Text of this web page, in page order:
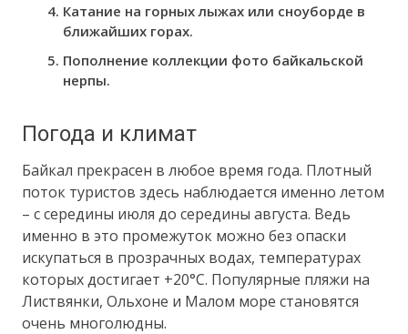
Катание на горных лыжах или сноуборде в
ближайших горах.
Пополнение коллекции фото байкальской
нерпы.
Погода и климат
Байкал прекрасен в любое время года. Плотный
поток туристов здесь наблюдается именно летом
– с середины июля до середины августа. Ведь
именно в это промежуток можно без опаски
искупаться в прозрачных водах, температурах
которых достигает +20°C. Популярные пляжи на
Листвянки, Ольхоне и Малом море становятся
очень многолюдны.